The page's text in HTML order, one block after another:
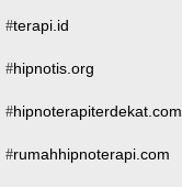
#terapi.id
#hipnotis.org
#hipnoterapiterdekat.com
#rumahhipnoterapi.com